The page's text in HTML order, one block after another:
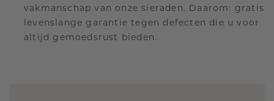
vakmanschap van onze sieraden. Daarom: gratis
levenslange garantie tegen defecten die u voor
altijd gemoedsrust bieden.